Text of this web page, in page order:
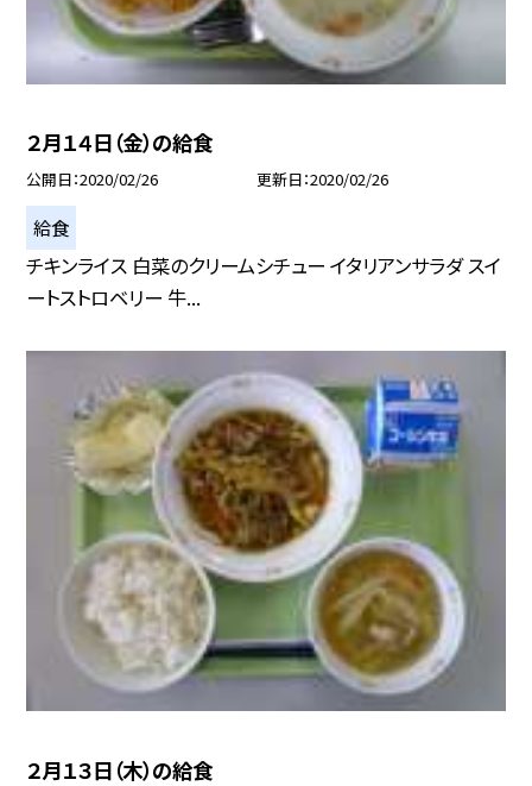
２月１４日（金）の給食
公開日 2020/02/26 更新日 2020/02/26
給食
チキンライス 白菜のクリームシチュー イタリアンサラダ スイ
ートストロベリー 牛...
２月１３日（木）の給食